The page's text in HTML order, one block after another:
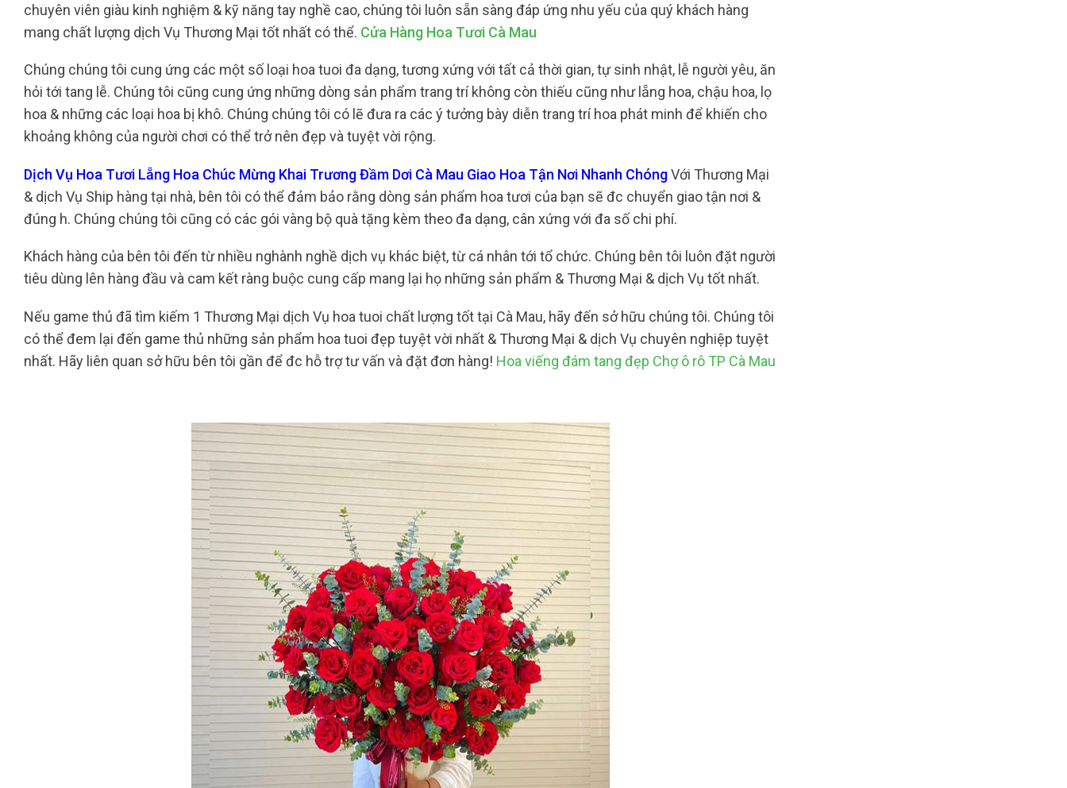
chuyên viên giàu kinh nghiệm & kỹ năng tay nghề cao, chúng tôi luôn sẵn sàng đáp ứng nhu yếu của quý khách hàng
mang chất lượng dịch Vụ Thương Mại tốt nhất có thể. Cửa Hàng Hoa Tươi Cà Mau
Chúng chúng tôi cung ứng các một số loại hoa tuoi đa dạng, tương xứng với tất cả thời gian, tự sinh nhật, lễ người yêu, ăn
hỏi tới tang lễ. Chúng tôi cũng cung ứng những dòng sản phẩm trang trí không còn thiếu cũng như lẵng hoa, chậu hoa, lọ
hoa & những các loại hoa bị khô. Chúng chúng tôi có lẽ đưa ra các ý tưởng bày diễn trang trí hoa phát minh để khiến cho
khoảng không của người chơi có thể trở nên đẹp và tuyệt vời rộng.
Dịch Vụ Hoa Tươi Lẵng Hoa Chúc Mừng Khai Trương Đầm Dơi Cà Mau Giao Hoa Tận Nơi Nhanh ChóngVới Thương Mại
& dịch Vụ Ship hàng tại nhà, bên tôi có thể đảm bảo rằng dòng sản phẩm hoa tươi của bạn sẽ đc chuyển giao tận nơi &
đúng h. Chúng chúng tôi cũng có các gói vàng bộ quà tặng kèm theo đa dạng, cân xứng với đa số chi phí.
Khách hàng của bên tôi đến từ nhiều nghành nghề dịch vụ khác biệt, từ cá nhân tới tổ chức. Chúng bên tôi luôn đặt người
tiêu dùng lên hàng đầu và cam kết ràng buộc cung cấp mang lại họ những sản phẩm & Thương Mại & dịch Vụ tốt nhất.
Nếu game thủ đã tìm kiếm 1 Thương Mại dịch Vụ hoa tuoi chất lượng tốt tại Cà Mau, hãy đến sở hữu chúng tôi. Chúng tôi
có thể đem lại đến game thủ những sản phẩm hoa tuoi đẹp tuyệt vời nhất & Thương Mại & dịch Vụ chuyên nghiệp tuyệt
nhất. Hãy liên quan sở hữu bên tôi gần để đc hỗ trợ tư vấn và đặt đơn hàng! Hoa viếng đám tang đẹp Chợ ô rô TP Cà Mau